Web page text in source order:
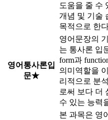
도움을 줄 수
개념 및 기술
목적으로 한
영어통사론입
문★
영어문장의
는 통사론 입
form과
의미역할을
리적으로 분
로써 보다 더
수 있는 능력
본 과목은 영